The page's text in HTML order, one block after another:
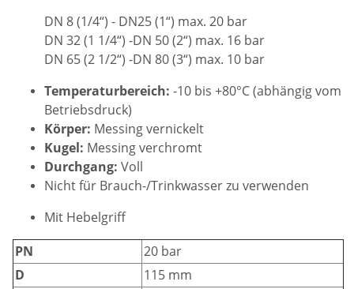
DN 8 (1/4“) - DN25 (1“) max. 20 bar
DN 32 (1 1/4“) -DN 50 (2“) max. 16 bar
DN 65 (2 1/2“) -DN 80 (3“) max. 10 bar
Temperaturbereich: -10 bis +80°C (abhängig vom
Betriebsdruck)
Körper: Messing vernickelt
Kugel: Messing verchromt
Durchgang: Voll
Nicht für Brauch-/Trinkwasser zu verwenden
Mit Hebelgriff
PN
20 bar
D
115 mm